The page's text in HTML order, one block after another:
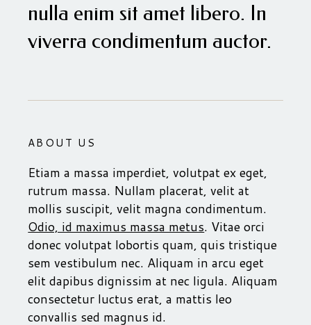
nulla enim sit amet libero. In
viverra condimentum auctor.
ABOUT US
Etiam a massa imperdiet, volutpat ex eget,
rutrum massa. Nullam placerat, velit at
mollis suscipit, velit magna condimentum.
Odio, id maximus massa metus. Vitae orci
donec volutpat lobortis quam, quis tristique
sem vestibulum nec. Aliquam in arcu eget
elit dapibus dignissim at nec ligula. Aliquam
consectetur luctus erat, a mattis leo
convallis sed magnus id.